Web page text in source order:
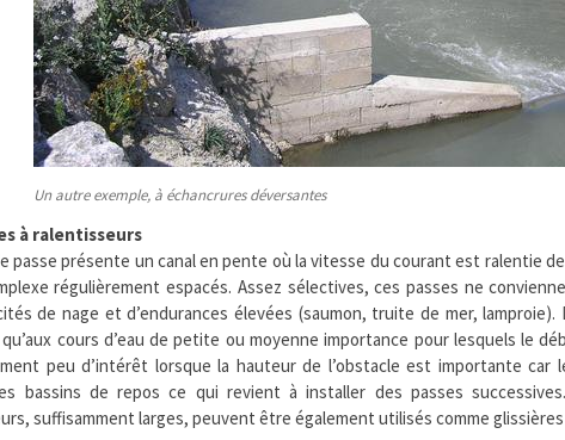
Un autre exemple, à échancrures déversantes
à ralentisseurs
passe présente un canal en pente où la vitesse du courant est ralentie
régulièrement espacés. Assez sélectives, ces passes ne
de nage et d’endurances élevées (saumon, truite de mer,
cours d’eau de petite ou moyenne importance pour lesquels le
peu d’intérêt lorsque la hauteur de l’obstacle est importante car
bassins de repos ce qui revient à installer des passes
suffisamment larges, peuvent être également utilisés comme glissières